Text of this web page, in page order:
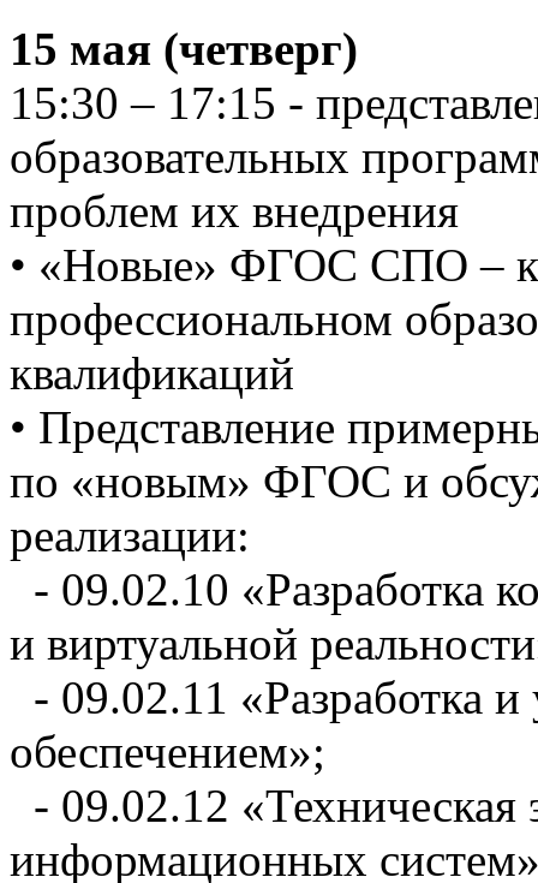
15 мая (четверг)
15:30 – 17:15 -
образовательных
проблем их внедрения
• «Новые» ФГОС СПО –
профессиональном
квалификаций
• Представление
по «новым» ФГОС и
реализации:
- 09.02.10 «Разработка
и виртуальной
- 09.02.11 «Разработка
обеспечением»;
- 09.02.12 «Техническая
информационных